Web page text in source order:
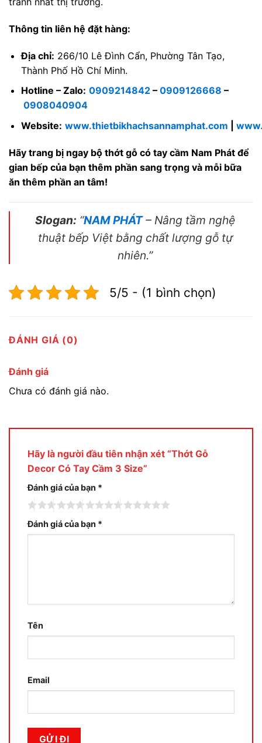
Thông tin liên hệ đặt hàng:
Địa chỉ: 266/10 Lê Đình Cẩn, Phường Tân Tạo,
Thành Phố Hồ Chí Minh.
Hotline – Zalo: 0909214842– 0909126668 –
0908040904
Website: www.thietbikhachsannamphat.com
Hãy trang bị ngay bộ thớt gỗ có tay cầm Nam Phát để
gian bếp của bạn thêm phần sang trọng và mỗi bữa
ăn thêm phần an tâm!
Slogan: “NAM PHÁT– Nâng tầm nghệ
thuật bếp Việt bằng chất lượng gỗ tự
nhiên.”
5/5 - (1 bình chọn)
ĐÁNH GIÁ (0)
Đánh giá
Chưa có đánh giá nào.
Hãy là người đầu tiên nhận xét “Thớt Gỗ
Decor Có Tay Cầm 3 Size”
Đánh giá của bạn *
Đánh giá của bạn *
Tên
Email